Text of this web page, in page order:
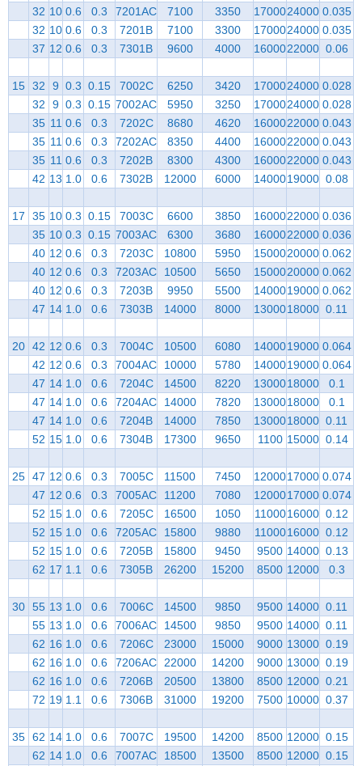
32 10 0.6 0.3 7201AC 7100 3350 1700024000 0.035
32 10 0.6 0.3 7201B 7100 3300 1700024000 0.035
37 12 0.6 0.3 7301B 9600 4000 1600022000 0.06
15 32 9 0.3 0.15 7002C 6250 3420 1700024000 0.028
32
9 0.3 0.15 7002AC 5950 3250 1700024000 0.028
35 11 0.6 0.3 7202C 8680 4620 1600022000 0.043
35 11 0.6 0.3 7202AC 8350 4400 1600022000 0.043
35 11 0.6 0.3 7202B 8300 4300 1600022000 0.043
42 13 1.0 0.6 7302B 12000 6000 1400019000 0.08
17 35 10 0.3 0.15 7003C 6600 3850 1600022000 0.036
35 10 0.3 0.15 7003AC 6300 3680 1600022000 0.036
40 12 0.6 0.3 7203C 10800 5950 1500020000 0.062
40 12 0.6 0.3 7203AC 10500 5650 1500020000 0.062
40 12 0.6 0.3 7203B 9950 5500 1400019000 0.062
47 14 1.0 0.6 7303B 14000 8000 1300018000 0.11
20 42 12 0.6 0.3 7004C 10500 6080 1400019000 0.064
42 12 0.6 0.3 7004AC 10000 5780 1400019000 0.064
47 14 1.0 0.6 7204C 14500 8220 1300018000
0.1
47 14 1.0 0.6 7204AC 14000 7820 1300018000
0.1
47 14 1.0 0.6 7204B 14000 7850 1300018000 0.11
52 15 1.0 0.6 7304B 17300 9650 1100 15000 0.14
25 47 12 0.6 0.3 7005C 11500 7450 1200017000 0.074
47 12 0.6 0.3 7005AC 11200 7080 1200017000 0.074
52 15 1.0 0.6 7205C 16500 1050 1100016000 0.12
52 15 1.0 0.6 7205AC 15800 9880 1100016000 0.12
52 15 1.0 0.6 7205B 15800 9450 9500 14000 0.13
62 17 1.1 0.6 7305B 26200 15200 8500 12000 0.3
30 55 13 1.0 0.6 7006C 14500 9850 9500 14000 0.11
55 13 1.0 0.6 7006AC 14500 9850 9500 14000 0.11
62 16 1.0 0.6 7206C 23000 15000 9000 13000 0.19
62 16 1.0 0.6 7206AC 22000 14200 9000 13000 0.19
62 16 1.0 0.6 7206B 20500 13800 8500 12000 0.21
72 19 1.1 0.6 7306B 31000 19200 7500 10000 0.37
35 62 14 1.0 0.6 7007C 19500 14200 8500 12000 0.15
62 14 1.0 0.6 7007AC 18500 13500 8500 12000 0.15